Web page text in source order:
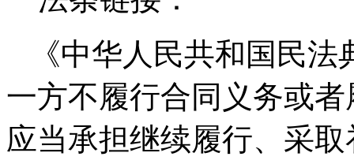
《中华人民共和国民法
一方不履行合同义务或
应当承担继续履行、采